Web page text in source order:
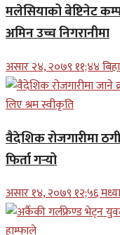
मलेसियाको बेष्टिनेट
अमिन उच्च निगरानीमा
असार २४, २०७९ ११;४४
वैदेशिक रोजगारीमा
फिर्ता गर्‍यो
असार १४, २०७९ १२;५६